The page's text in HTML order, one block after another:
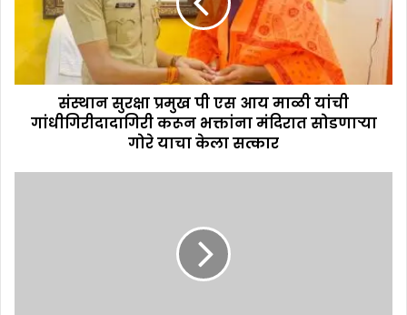
संस्थान सुरक्षा प्रमुख पी एस आय माळी यांची
गांधीगिरीदादागिरी करून भक्तांना मंदिरात सोडणाऱ्या
गोरे याचा केला सत्कार